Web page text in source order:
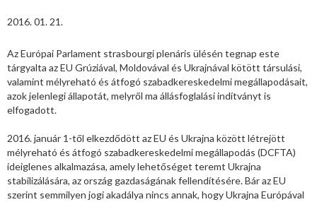
2016. 01. 21.
Az Európai Parlament strasbourgi plenáris ülésén tegnap este
tárgyalta az EU Grúziával, Moldovával és Ukrajnával kötött társulási,
valamint mélyreható és átfogó szabadkereskedelmi megállapodásait,
azok jelenlegi állapotát, melyről ma állásfoglalási indítványt is
elfogadott.
2016. január 1-től elkezdődött az EU és Ukrajna között létrejött
mélyreható és átfogó szabadkereskedelmi megállapodás (DCFTA)
ideiglenes alkalmazása, amely lehetőséget teremt Ukrajna
stabilizálására, az ország gazdaságának fellendítésére. Bár az EU
szerint semmilyen jogi akadálya nincs annak, hogy Ukrajna Európával